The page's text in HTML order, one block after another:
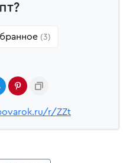
(3)
r/ZZt